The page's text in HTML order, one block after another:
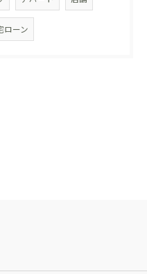
ローン